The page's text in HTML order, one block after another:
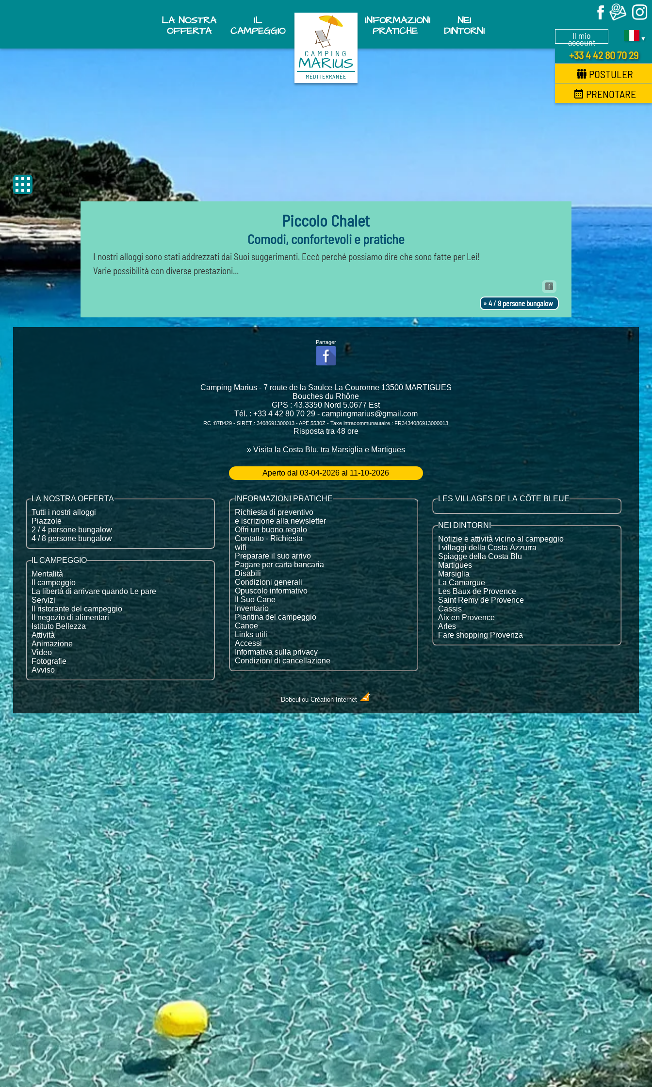
LA NOSTRA
OFFERTA
IL
CAMPEGGIO
INFORMAZIONI
PRATICHE
NEI
DINTORNI
CAMPING
MARIUS
MÉDITERRANÉE
Il mio
account ▼
+33 4 42 80 70 29
POSTULER
PRENOTARE
X
Piccolo Chalet
Comodi, confortevoli e pratiche
I nostri alloggi sono stati addrezzati dai Suoi suggerimenti. Eccò perché possiamo dire che sono fatte per Lei!
Varie possibilità con diverse prestazioni...
4 / 8 persone bungalow
Partager
Camping Marius - 7 route de la Saulce La Couronne 13500 MARTIGUES
Bouches du Rhône
GPS :43.3350 Nord5.0677 Est
Tél. : +33 4 42 80 70 29 - campingmarius@gmail.com
RC :87B429 - SIRET : 3408691300013 - APE 5530Z - Taxe intracommunautaire : FR3434086913000013
Risposta tra 48 ore
» Visita la Costa Blu, tra Marsiglia e Martigues
Aperto dal 03-04-2026 al 11-10-2026
LA NOSTRA OFFERTA
Tutti i nostri alloggi
Piazzole
2 / 4 persone bungalow
4 / 8 persone bungalow
IL CAMPEGGIO
Mentalità
Il campeggio
La libertà di arrivare quando Le pare
Servizi
Il ristorante del campeggio
Il negozio di alimentari
Istituto Bellezza
Attività
Animazione
Video
Fotografie
Avviso
INFORMAZIONI PRATICHE
Richiesta di preventivo
e iscrizione alla newsletter
Offri un buono regalo
Contatto - Richiesta
wifi
Preparare il suo arrivo
Pagare per carta bancaria
Disabili
Condizioni generali
Opuscolo informativo
Il Suo Cane
Inventario
Piantina del campeggio
Canoe
Links utili
Accessi
Informativa sulla privacy
Condizioni di cancellazione
LES VILLAGES DE LA CÔTE BLEUE
NEI DINTORNI
Notizie e attività vicino al campeggio
I villaggi della Costa Azzurra
Spiagge della Costa Blu
Martigues
Marsiglia
La Camargue
Les Baux de Provence
Saint Remy de Provence
Cassis
Aix en Provence
Arles
Fare shopping Provenza
Dobeuliou Création Internet